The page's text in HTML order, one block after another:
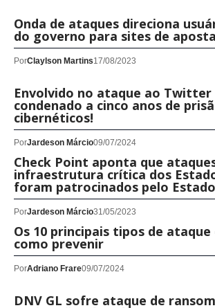
Onda de ataques direciona
do governo para sites de
PorClaylson Martins17/08/2023
Envolvido no ataque ao Twitter
condenado a cinco anos de
cibernéticos!
PorJardeson Márcio09/07/2024
Check Point aponta que
infraestrutura crítica dos
foram patrocinados pelo
PorJardeson Márcio31/05/2023
Os 10 principais tipos de ataque
como prevenir
PorAdriano Frare09/07/2024
DNV GL sofre ataque de